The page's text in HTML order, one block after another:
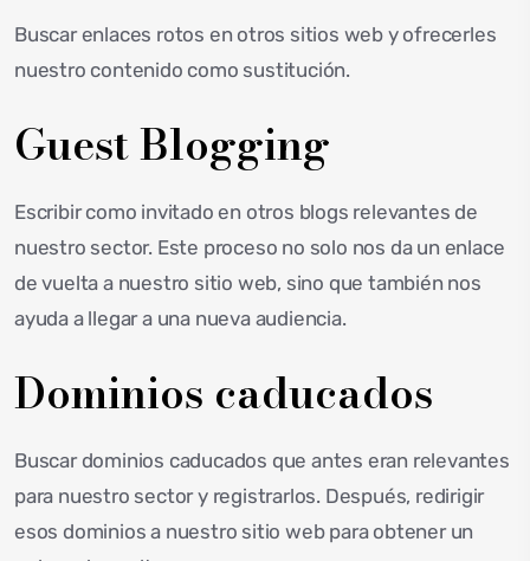
Buscar enlaces rotos en otros sitios web y ofrecerles
nuestro contenido como sustitución.
Guest Blogging
Escribir como invitado en otros blogs relevantes de
nuestro sector. Este proceso no solo nos da un enlace
de vuelta a nuestro sitio web, sino que también nos
ayuda a llegar a una nueva audiencia.
Dominios caducados
Buscar dominios caducados que antes eran relevantes
para nuestro sector y registrarlos. Después, redirigir
esos dominios a nuestro sitio web para obtener un